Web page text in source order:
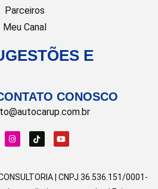
Parceiros
Meu Canal
E
CONOSCO
| CNPJ 36.536.151/0001-